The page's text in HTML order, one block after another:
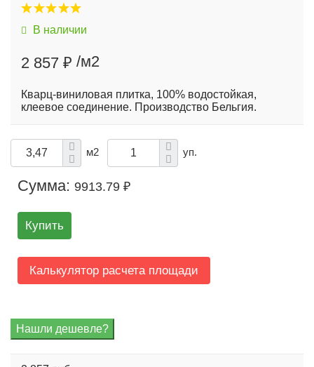
В наличии
2 857 ₽ /м2
Кварц-виниловая плитка, 100% водостойкая,
клеевое соединение. Производство Бельгия.
м2 уп.
Сумма: 9913.79 ₽
Купить
Калькулятор расчета площади